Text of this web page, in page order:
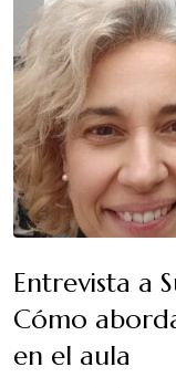
Entrevista a
Cómo
en el aula